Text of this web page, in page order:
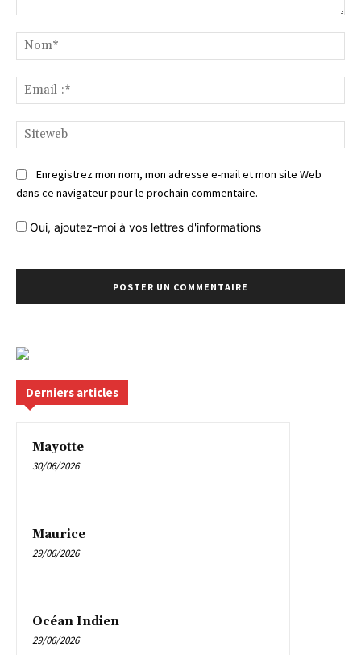
:*
Enregistrez mon nom, mon adresse e-mail et mon site Web
dans ce navigateur pour le prochain commentaire.
Oui, ajoutez-moi à vos lettres d'informations
Derniers articles
Mayotte
30/06/2026
Maurice
29/06/2026
Océan Indien
29/06/2026